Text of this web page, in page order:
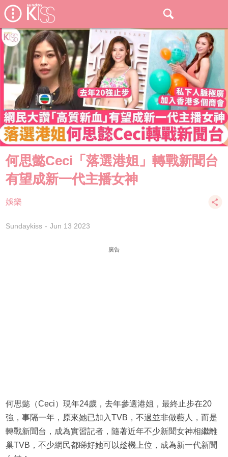
何思懿Ceci「落選港姐」轉戰新聞台
有望成新一代主播女神
娛樂
Sundaykiss Jun 13 2023
廣告
何思懿（Ceci）現年24歲，去年參選港姐，最終止步在20
強，事隔一年，原來她已加入TVB，不過並非做藝人，而是
轉戰新聞台，成為實習記者，隨著近年不少新聞女神相繼離
巢TVB，不少網民都睇好她可以趁機上位，成為新一代新聞